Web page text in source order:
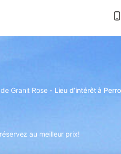
Granit Rose · Lieu d’intérêt à
au meilleur prix!